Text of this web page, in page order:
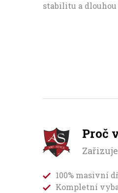
stabilitu a
Proč
100% masivní
Kompletní